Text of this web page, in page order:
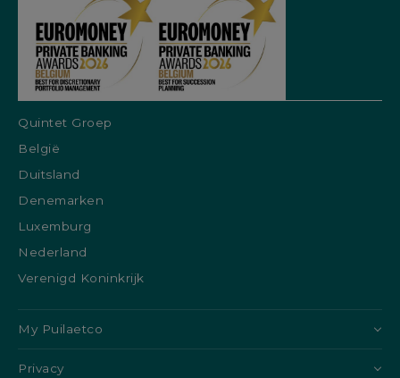
Quintet Groep
België
Duitsland
Denemarken
Luxemburg
Nederland
Verenigd Koninkrijk
My Puilaetco
Privacy